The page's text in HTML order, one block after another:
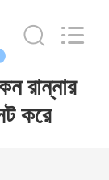
রান্নার
করে